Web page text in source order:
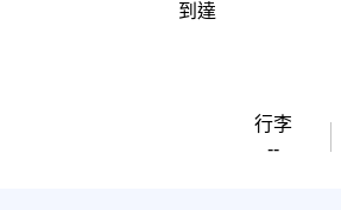
到達
行李
--